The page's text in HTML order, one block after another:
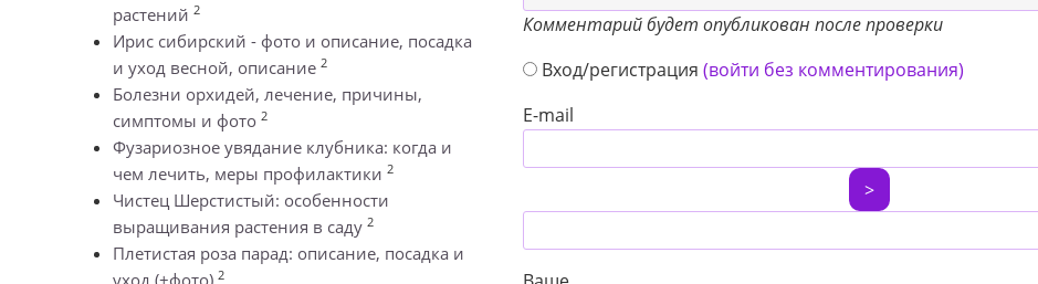
растений 2
Ирис сибирский - фото и описание, посадка
и уход весной, описание 2
Болезни орхидей, лечение, причины,
симптомы и фото 2
Фузариозное увядание клубника: когда и
чем лечить, меры профилактики 2
Чистец Шерстистый: особенности
выращивания растения в саду 2
Плетистая роза парад: описание, посадка и
уход (+фото) 2
Комментарий будет опубликован после проверки
Вход/регистрация(войти без комментирования)
E-mail
>